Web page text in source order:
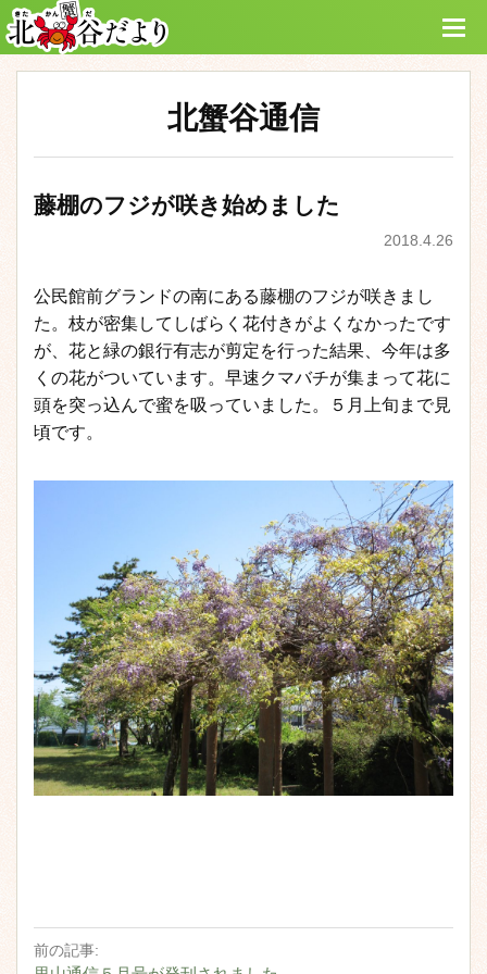
北蟹谷通信
藤棚のフジが咲き始めました
2018.4.26
公民館前グランドの南にある藤棚のフジが咲きまし
た。枝が密集してしばらく花付きがよくなかったです
が、花と緑の銀行有志が剪定を行った結果、今年は多
くの花がついています。早速クマバチが集まって花に
頭を突っ込んで蜜を吸っていました。５月上旬まで見
頃です。
前の記事: